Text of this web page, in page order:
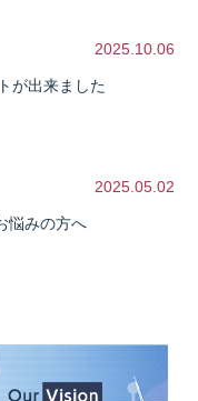
2025.10.06
が出来ました
2025.05.02
悩みの方へ